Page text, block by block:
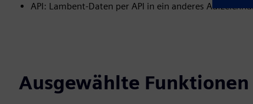
API: Lambent-Daten per API in ein anderes
Ausgewählte Funktionen